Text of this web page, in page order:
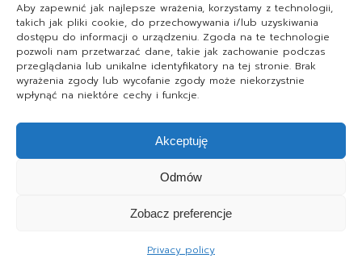
Aby zapewnić jak najlepsze wrażenia, korzystamy z technologii,
takich jak pliki cookie, do przechowywania i/lub uzyskiwania
dostępu do informacji o urządzeniu. Zgoda na te technologie
pozwoli nam przetwarzać dane, takie jak zachowanie podczas
przeglądania lub unikalne identyfikatory na tej stronie. Brak
wyrażenia zgody lub wycofanie zgody może niekorzystnie
wpłynąć na niektóre cechy i funkcje.
Akceptuję
Odmów
Zobacz preferencje
Privacy policy